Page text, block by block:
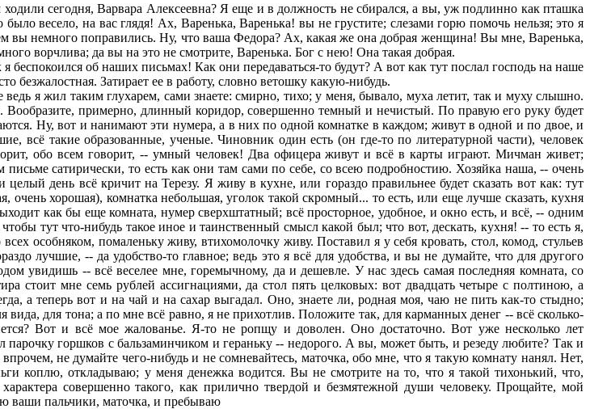
сегодня, Варвара Алексеевна? Я еще и в должность не сбирался, а вы, уж подлинно как пташка
весело, на вас глядя! Ах, Варенька, Варенька! вы не грустите; слезами горю помочь нельзя; это я
вы немного поправились. Ну, что ваша Федора? Ах, какая же она добрая женщина! Вы мне, Варенька,
ворчлива; да вы на это не смотрите, Варенька. Бог с нею! Она такая добрая.
об наших письмах! Как они передаваться-то будут? А вот как тут послал господь на наше
безжалостная. Затирает ее в работу, словно ветошку какую-нибудь.
я жил таким глухарем, сами знаете: смирно, тихо; у меня, бывало, муха летит, так и муху слышно.
Вообразите, примерно, длинный коридор, совершенно темный и нечистый. По правую его руку будет
Ну, вот и нанимают эти нумера, а в них по одной комнатке в каждом; живут в одной и по двое, и
всё такие образованные, ученые. Чиновник один есть (он где-то по литературной части), человек
обо всем говорит, -- умный человек! Два офицера живут и всё в карты играют. Мичман живет;
сатирически, то есть как они там сами по себе, со всею подробностию. Хозяйка наша, -- очень
день всё кричит на Терезу. Я живу в кухне, или гораздо правильнее будет сказать вот как: тут
очень хорошая), комнатка небольшая, уголок такой скромный... то есть, или еще лучше сказать, кухня
как бы еще комната, нумер сверхштатный; всё просторное, удобное, и окно есть, и всё, -- одним
тут что-нибудь такое иное и таинственный смысл какой был; что вот, дескать, кухня! -- то есть я,
особняком, помаленьку живу, втихомолочку живу. Поставил я у себя кровать, стол, комод, стульев
лучшие, -- да удобство-то главное; ведь это я всё для удобства, и вы не думайте, что для другого
увидишь -- всё веселее мне, горемычному, да и дешевле. У нас здесь самая последняя комната, со
стоит мне семь рублей ассигнациями, да стол пять целковых: вот двадцать четыре с полтиною, а
а теперь вот и на чай и на сахар выгадал. Оно, знаете ли, родная моя, чаю не пить как-то стыдно;
для тона; а по мне всё равно, я не прихотлив. Положите так, для карманных денег -- всё сколько-
Вот и всё мое жалованье. Я-то не ропщу и доволен. Оно достаточно. Вот уже несколько лет
горшков с бальзаминчиком и гераньку -- недорого. А вы, может быть, и резеду любите? Так и
не думайте чего-нибудь и не сомневайтесь, маточка, обо мне, что я такую комнату нанял. Нет,
коплю, откладываю; у меня денежка водится. Вы не смотрите на то, что я такой тихонький, что,
совершенно такого, как прилично твердой и безмятежной души человеку. Прощайте, мой
ваши пальчики, маточка, и пребываю